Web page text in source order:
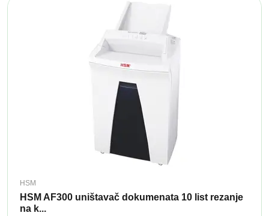
HSM
HSM AF300 uništavač dokumenata 10 list rezanje
na k...